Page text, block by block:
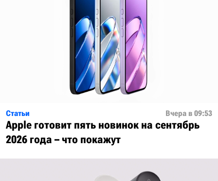
Статьи Вчера в 09:53
Apple готовит пять новинок на сентябрь
2026 года – что покажут